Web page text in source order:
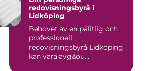
redovisningsbyrå i
Lidköping
Behovet av en pålitlig och
professionell
redovisningsbyrå Lidköping
kan vara avg&ou...